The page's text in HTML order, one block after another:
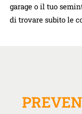
garage o il tuo
di trovare subito le